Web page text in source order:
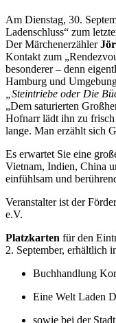
Am Dienstag, 30.
Ladenschluss“ zum
Der Märchenerzähler
Kontakt zum
besonderer – denn
Hamburg und
„Steintriebe oder Die
„Dem saturierten
Hofnarr lädt ihn zu frisch
lange. Man erzählt sich
Es erwartet Sie eine
Vietnam, Indien, China
einfühlsam und
Veranstalter ist der
e.V.
Platzkarten für den
2. September, erhältlich
Buchhandlung
Eine Welt Laden
sowie bei der